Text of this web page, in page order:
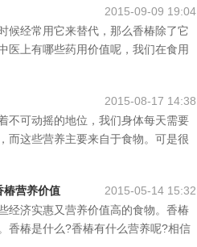
2015-09-09 19:04
候经常用它来替代，那么香椿除了它
医上有哪些药用价值呢，我们在食用
2015-08-17 14:38
不可动摇的地位，我们身体每天需要
而这些营养主要来自于食物。可是很
椿营养价值
2015-05-14 15:32
经济实惠又营养价值高的食物。香椿
香椿是什么?香椿有什么营养呢?相信